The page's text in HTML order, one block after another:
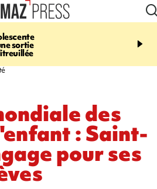
sortie
20:44
rouée de coups,
des
: Saint-
pour ses